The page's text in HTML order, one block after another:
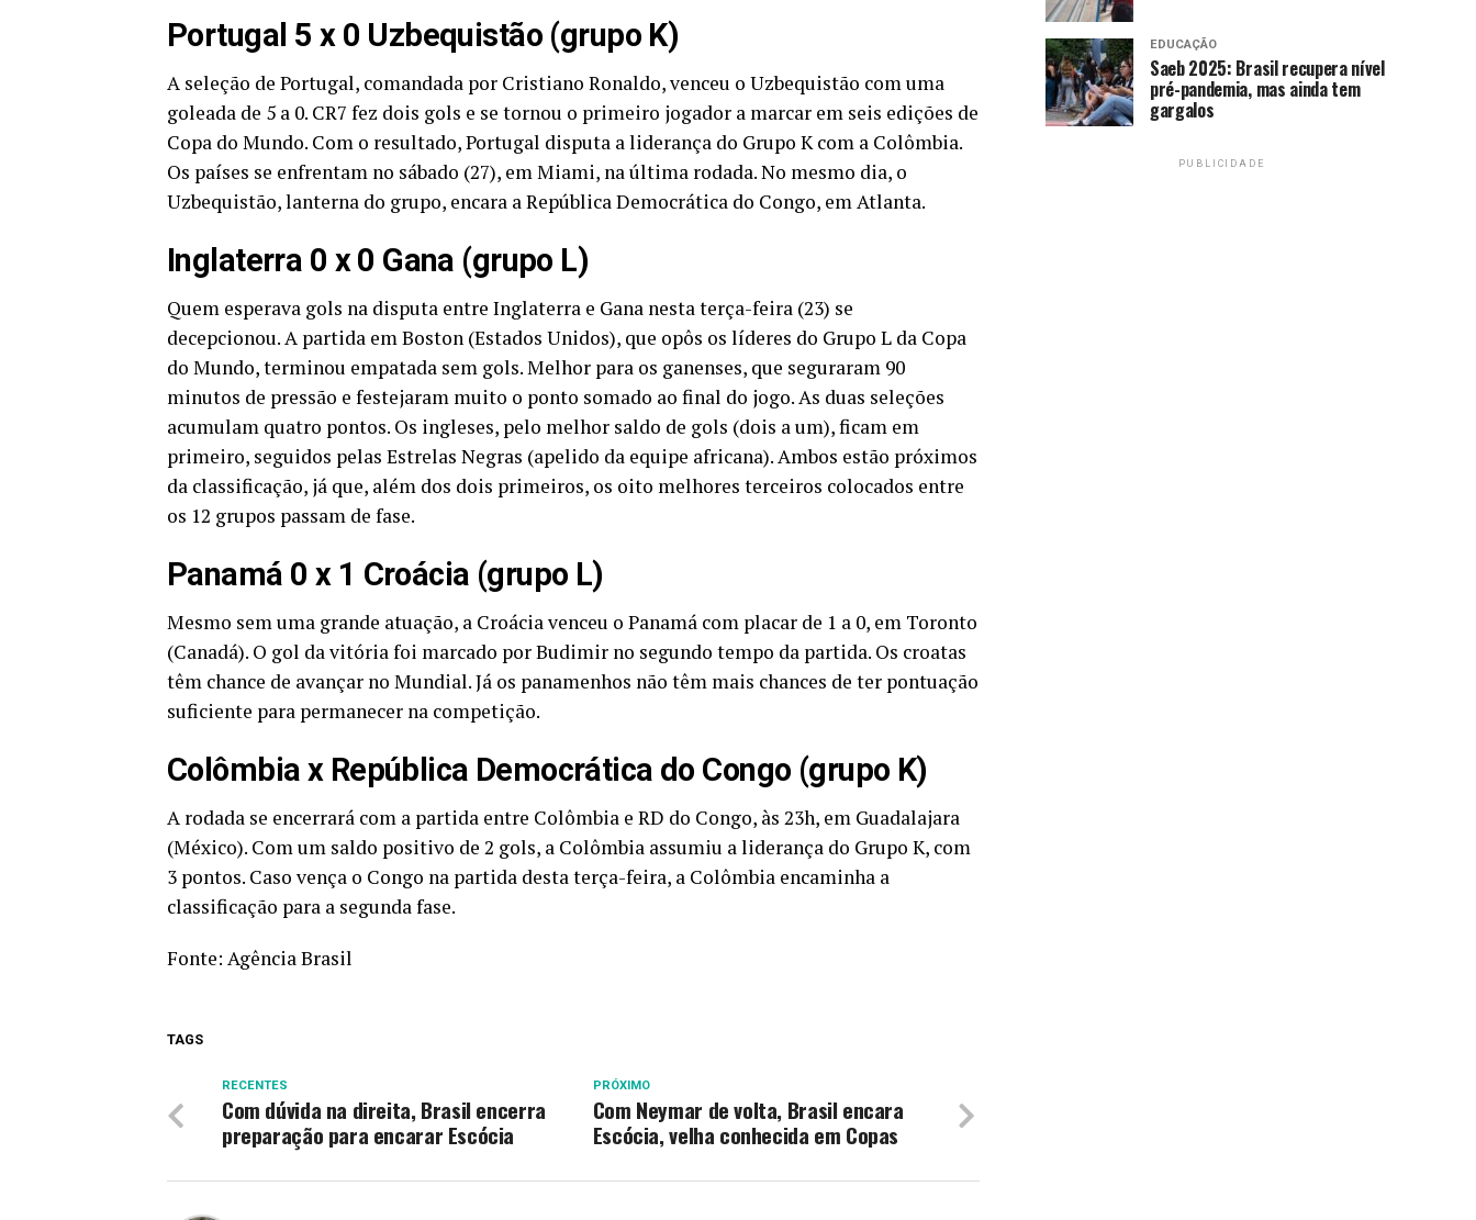
Portugal 5 x 0 Uzbequistão (grupo K)
A seleção de Portugal, comandada por Cristiano Ronaldo, venceu o Uzbequistão com uma
goleada de 5 a 0. CR7 fez dois gols e se tornou o primeiro jogador a marcar em seis edições de
Copa do Mundo. Com o resultado, Portugal disputa a liderança do Grupo K com a Colômbia.
Os países se enfrentam no sábado (27), em Miami, na última rodada. No mesmo dia, o
Uzbequistão, lanterna do grupo, encara a República Democrática do Congo, em Atlanta.
Inglaterra 0 x 0 Gana (grupo L)
Quem esperava gols na disputa entre Inglaterra e Gana nesta terça-feira (23) se
decepcionou. A partida em Boston (Estados Unidos), que opôs os líderes do Grupo L da Copa
do Mundo, terminou empatada sem gols. Melhor para os ganenses, que seguraram 90
minutos de pressão e festejaram muito o ponto somado ao final do jogo. As duas seleções
acumulam quatro pontos. Os ingleses, pelo melhor saldo de gols (dois a um), ficam em
primeiro, seguidos pelas Estrelas Negras (apelido da equipe africana). Ambos estão próximos
da classificação, já que, além dos dois primeiros, os oito melhores terceiros colocados entre
os 12 grupos passam de fase.
Panamá 0 x 1 Croácia (grupo L)
Mesmo sem uma grande atuação, a Croácia venceu o Panamá com placar de 1 a 0, em Toronto
(Canadá). O gol da vitória foi marcado por Budimir no segundo tempo da partida. Os croatas
têm chance de avançar no Mundial. Já os panamenhos não têm mais chances de ter pontuação
suficiente para permanecer na competição.
Colômbia x República Democrática do Congo (grupo K)
A rodada se encerrará com a partida entre Colômbia e RD do Congo, às 23h, em Guadalajara
(México). Com um saldo positivo de 2 gols, a Colômbia assumiu a liderança do Grupo K, com
3 pontos. Caso vença o Congo na partida desta terça-feira, a Colômbia encaminha a
classificação para a segunda fase.
Fonte: Agência Brasil
TAGS
PRÓXIMO
Com Neymar de volta, Brasil encara
Escócia, velha conhecida em Copas
RECENTES
Com dúvida na direita, Brasil encerra
preparação para encarar Escócia
EDUCAÇÃO
Saeb 2025: Brasil recupera nível
pré-pandemia, mas ainda tem
gargalos
PUBLICIDADE